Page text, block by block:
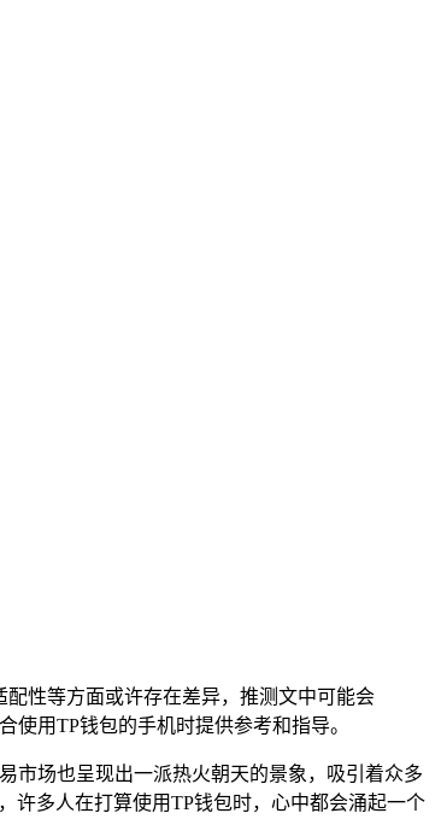
性等方面或许存在差异，推测文中可能会
用TP钱包的手机时提供参考和指导。
市场也呈现出一派热火朝天的景象，吸引着众多
许多人在打算使用TP钱包时，心中都会涌起一个